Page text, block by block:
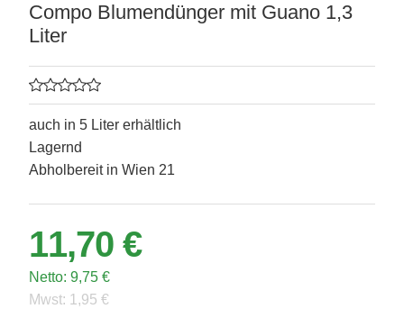
Compo Blumendünger mit Guano 1,3
Liter
auch in 5 Liter erhältlich
Lagernd
Abholbereit in Wien 21
11,70 €
Netto: 9,75 €
Mwst: 1,95 €